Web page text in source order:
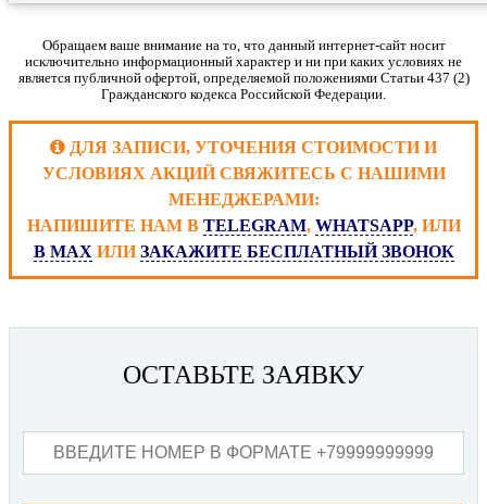
Обращаем ваше внимание на то, что данный интернет-сайт носит
исключительно информационный характер и ни при каких условиях не
является публичной офертой, определяемой положениями Статьи 437 (2)
Гражданского кодекса Российской Федерации.
ДЛЯ ЗАПИСИ, УТОЧЕНИЯ СТОИМОСТИ И
УСЛОВИЯХ АКЦИЙ СВЯЖИТЕСЬ С НАШИМИ
МЕНЕДЖЕРАМИ:
НАПИШИТЕ НАМ В TELEGRAM, WHATSAPP, ИЛИ
В MAX ИЛИЗАКАЖИТЕ БЕСПЛАТНЫЙ ЗВОНОК
ОСТАВЬТЕ ЗАЯВКУ